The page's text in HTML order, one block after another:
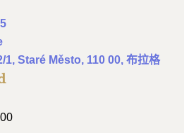
1, Staré Město, 110 00, 布拉格